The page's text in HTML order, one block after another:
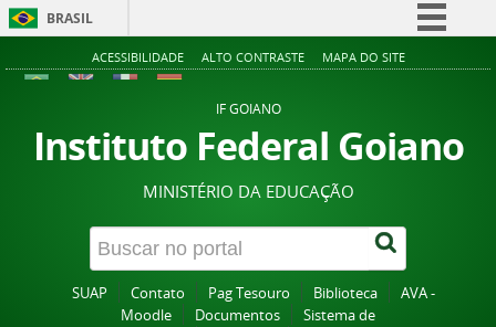
BRASIL
Simplifique!
Acesso à informação
Legislação
Canais
ACESSIBILIDADE ALTO CONTRASTE MAPA DO SITE
IF GOIANO
Instituto Federal Goiano
MINISTÉRIO DA EDUCAÇÃO
SUAP Contato Pag Tesouro Biblioteca
AVA -
Moodle
Documentos
Sistema de